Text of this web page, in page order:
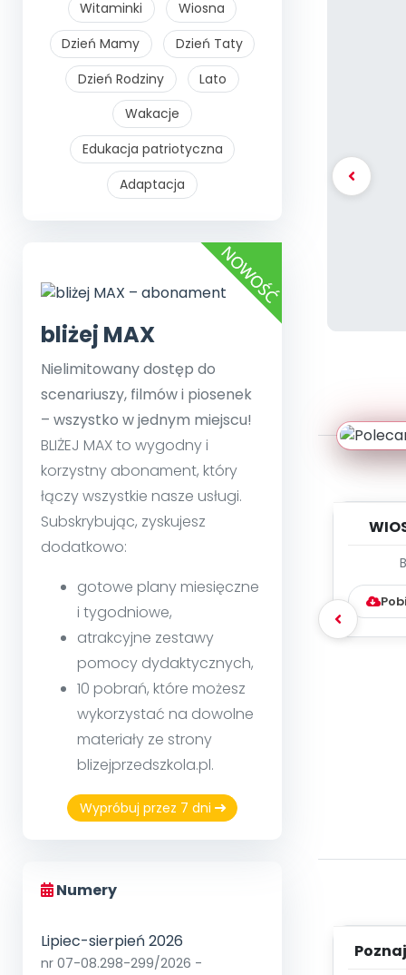
Witaminki
Wiosna
Dzień Mamy
Dzień Taty
Dzień Rodziny
Lato
Wakacje
Edukacja patriotyczna
Adaptacja
bliżej MAX
Nielimitowany dostęp do
scenariuszy, filmów i piosenek
– wszystko w jednym miejscu!
BLIŻEJ MAX to wygodny i
korzystny abonament, który
łączy wszystkie nasze usługi.
Subskrybując, zyskujesz
dodatkowo:
gotowe plany miesięczne
i tygodniowe,
atrakcyjne zestawy
pomocy dydaktycznych,
10 pobrań, które możesz
wykorzystać na dowolne
materiały ze strony
blizejprzedszkola.pl.
Wypróbuj przez 7 dni
Numery
Lipiec-sierpień 2026
nr 07-08.298-299/2026 -